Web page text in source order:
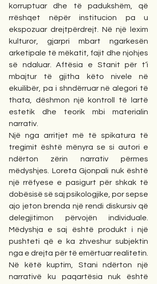
korruptuar dhe të padukshëm, që
rrëshqet nëpër institucion pa u
ekspozuar drejtpërdrejt. Në një lexim
kulturor, gjarpri mbart ngarkesën
arketipale të mëkatit, fajit dhe njohjes
së ndaluar. Aftësia e Stanit për t’i
mbajtur të gjitha këto nivele në
ekuilibër, pa i shndërruar në alegori të
thata, dëshmon një kontroll të lartë
estetik dhe teorik mbi materialin
narrativ.
Një nga arritjet më të spikatura të
tregimit është mënyra se si autori e
ndërton zërin narrativ përmes
mëdyshjes. Loreta Gjonpali nuk është
një rrëfyese e pasigurt për shkak të
dobësisë së saj psikologjike, por sepse
ajo jeton brenda një rendi diskursiv që
delegjitimon përvojën individuale.
Mëdyshja e saj është produkt i një
pushteti që e ka zhveshur subjektin
nga e drejta për të emërtuar realitetin.
Në këtë kuptim, Stani ndërton një
narrativë ku paqartësia nuk është